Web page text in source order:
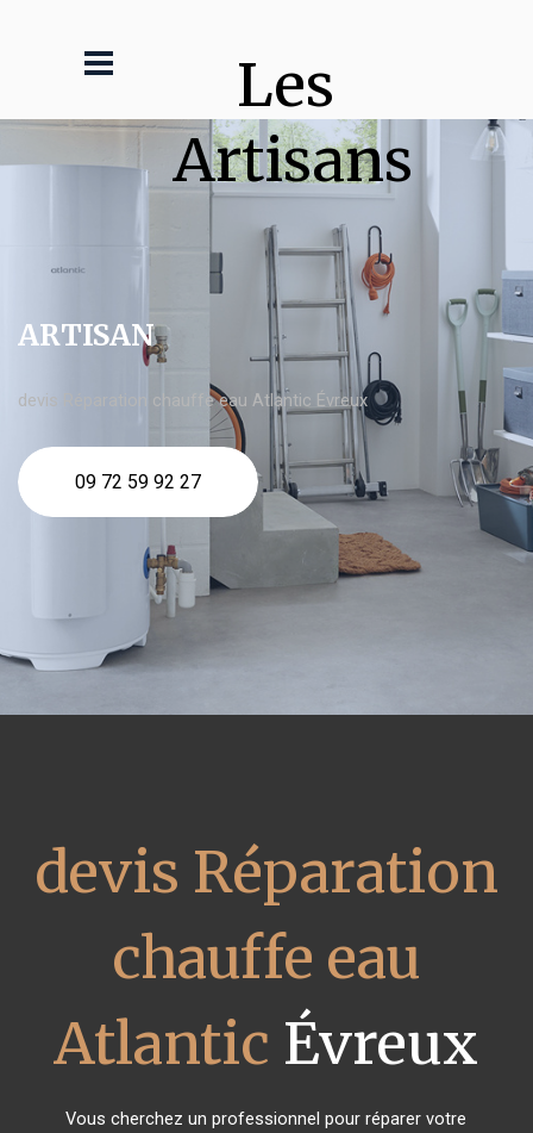
Les
Artisans
ARTISAN
devis Réparation chauffe eau Atlantic Évreux
09 72 59 92 27
devis Réparation
chauffe eau
Atlantic Évreux
Vous cherchez un professionnel pour réparer votre